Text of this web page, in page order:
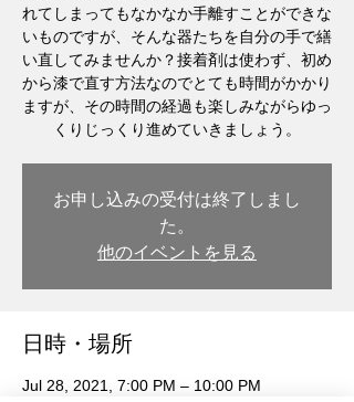
れてしまってもなかなか手離すことができな
いものですが、そんな器たちを自分の手で繕
い直してみませんか？接着剤は使わず、初め
から漆で直す方法なのでとても時間がかかり
ますが、その時間の経過も楽しみながらゆっ
くりじっくり進めていきましょう。
お申し込みの受付は終了しまし
た。
他のイベントを見る
日時・場所
Jul 28, 2021, 7:00 PM – 10:00 PM